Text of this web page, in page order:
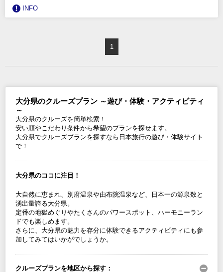
INFO
1
大分県のクルーズプラン ～遊び・体験・アクティビティ
～
大分県のクルーズを簡単検索！
安い順やこだわり条件から希望のプランを探せます。
大分県でクルーズプランを探すなら日本旅行の遊び・体験サイト
で！
大分県のココに注目！
大自然に恵まれ、別府温泉や由布院温泉など、日本一の源泉数と
湧出量誇る大分県。
定番の地獄めぐりやたくさんのパワースポット、ハーモニーラン
ドでも楽しめます。
さらに、大分県の魅力を存分に体験できるアクティビティにも参
加してみてはいかがでしょうか。
クルーズプランを地区から探す：